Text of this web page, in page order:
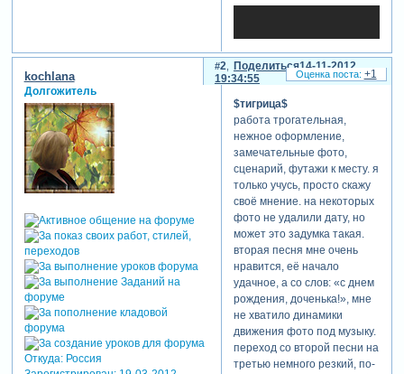
отредактировано $тигрица$
(14-11-2012 17:57:04)
Поделиться
2
14-11-2012
19:34:55
kochlana
Долгожитель
Откуда:Россия
$тигрица$
работа трогательная,
нежное оформление,
замечательные фото,
сценарий, футажи к месту. я
только учусь, просто скажу
своё мнение. на некоторых
фото не удалили дату, но
может это задумка такая.
вторая песня мне очень
нравится, её начало
удачное, а со слов: «с днем
рождения, доченька!», мне
не хватило динамики
движения фото под музыку.
переход со второй песни на
третью немного резкий, по-
+1